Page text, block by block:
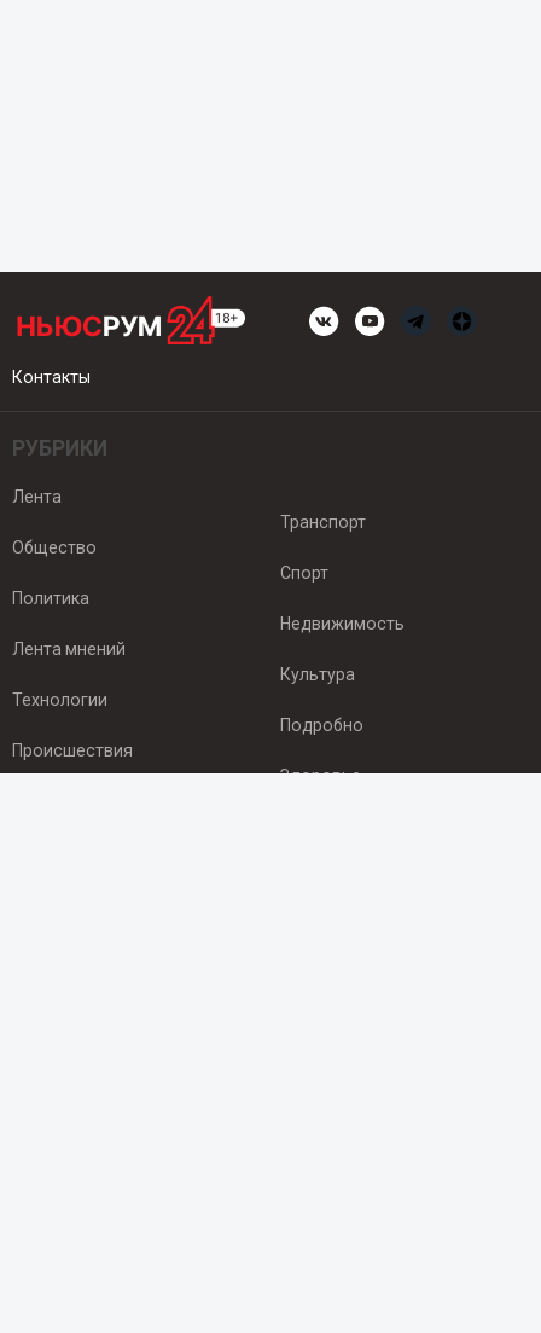
Контакты
РУБРИКИ
Лента
Общество
Политика
Лента мнений
Технологии
Происшествия
Транспорт
Спорт
Недвижимость
Культура
Подробно
Здоровье